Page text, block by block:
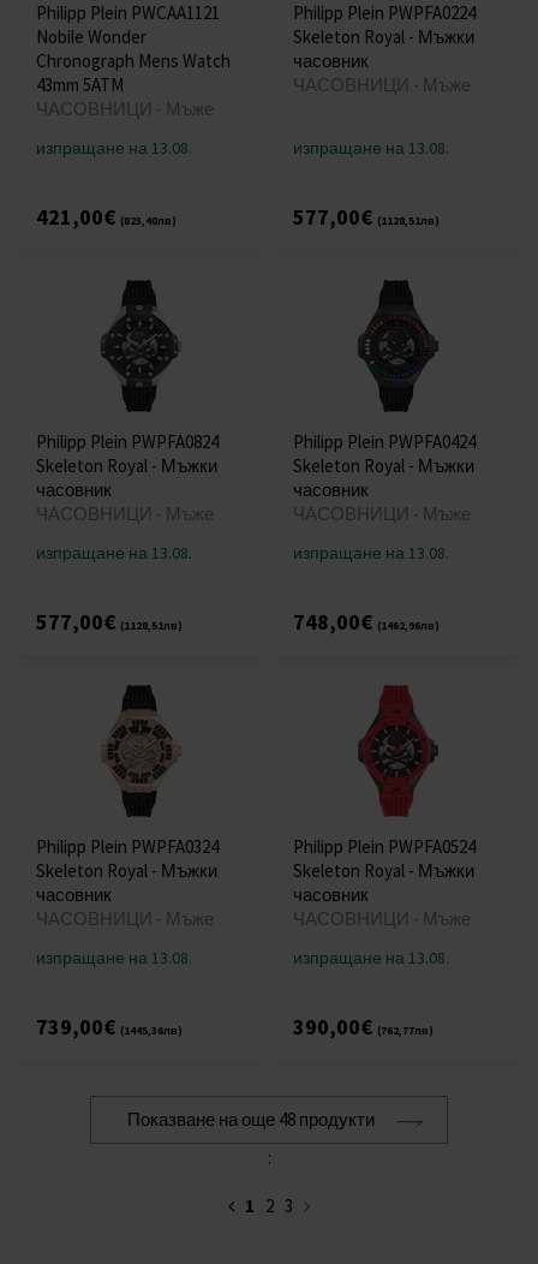
Philipp Plein PWCAA1121
Nobile Wonder
Chronograph Mens Watch
43mm 5ATM
ЧАСОВНИЦИ - Мъже
изпращане на 13.08.
421,00€ (823,40лв)
Philipp Plein PWPFA0224
Skeleton Royal - Мъжки
часовник
ЧАСОВНИЦИ - Мъже
изпращане на 13.08.
577,00€ (1128,51лв)
Philipp Plein PWPFA0824
Skeleton Royal - Мъжки
часовник
ЧАСОВНИЦИ - Мъже
изпращане на 13.08.
577,00€ (1128,51лв)
Philipp Plein PWPFA0424
Skeleton Royal - Мъжки
часовник
ЧАСОВНИЦИ - Мъже
изпращане на 13.08.
748,00€ (1462,96лв)
Philipp Plein PWPFA0324
Skeleton Royal - Мъжки
часовник
ЧАСОВНИЦИ - Мъже
изпращане на 13.08.
739,00€ (1445,36лв)
Philipp Plein PWPFA0524
Skeleton Royal - Мъжки
часовник
ЧАСОВНИЦИ - Мъже
изпращане на 13.08.
390,00€ (762,77лв)
Показване на още 48 продукти
:
1 2 3